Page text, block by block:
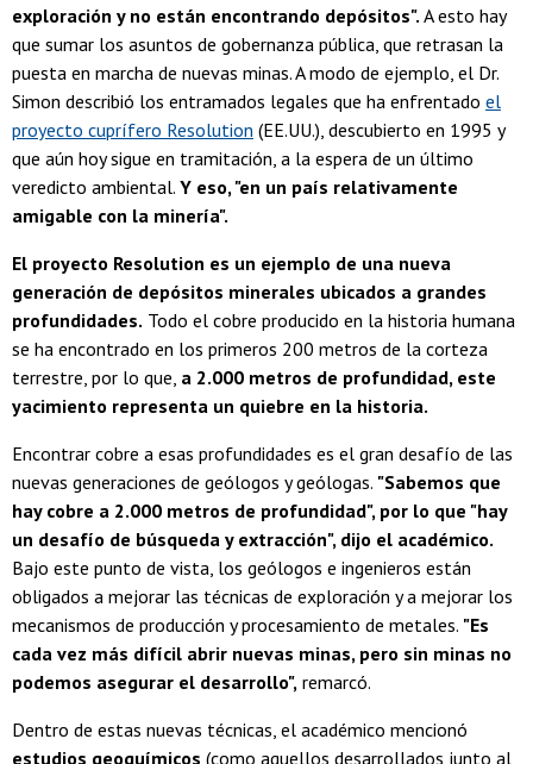
exploración y no están encontrando depósitos". A esto hay
que sumar los asuntos de gobernanza pública, que retrasan la
puesta en marcha de nuevas minas. A modo de ejemplo, el Dr.
Simon describió los entramados legales que ha enfrentado el
proyecto cuprífero Resolution (EE.UU.), descubierto en 1995 y
que aún hoy sigue en tramitación, a la espera de un último
veredicto ambiental. Y eso, "en un país relativamente
amigable con la minería".
El proyecto Resolution es un ejemplo de una nueva
generación de depósitos minerales ubicados a grandes
profundidades. Todo el cobre producido en la historia humana
se ha encontrado en los primeros 200 metros de la corteza
terrestre, por lo que, a 2.000 metros de profundidad, este
yacimiento representa un quiebre en la historia.
Encontrar cobre a esas profundidades es el gran desafío de las
nuevas generaciones de geólogos y geólogas. "Sabemos que
hay cobre a 2.000 metros de profundidad", por lo que "hay
un desafío de búsqueda y extracción", dijo el académico.
Bajo este punto de vista, los geólogos e ingenieros están
obligados a mejorar las técnicas de exploración y a mejorar los
mecanismos de producción y procesamiento de metales. "Es
cada vez más difícil abrir nuevas minas, pero sin minas no
podemos asegurar el desarrollo", remarcó.
Dentro de estas nuevas técnicas, el académico mencionó
estudios geoquímicos (como aquellos desarrollados junto al